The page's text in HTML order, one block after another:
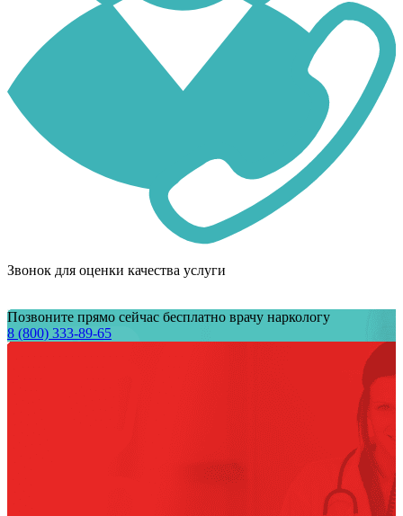
Звонок для оценки качества услуги
Позвоните прямо сейчас бесплатно врачу наркологу
8 (800) 333-89-65